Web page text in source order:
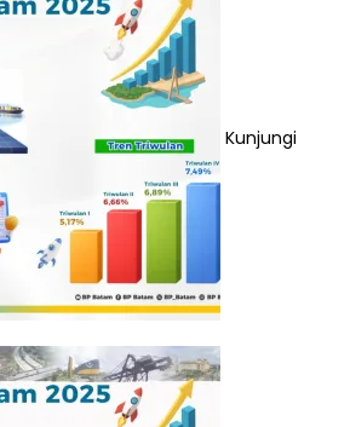
Kunjungi